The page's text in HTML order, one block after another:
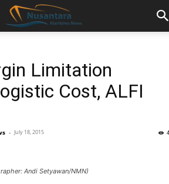
Limitation
Cost, ALFI
- July 18, 2015
Andi Setyawan/NMN)